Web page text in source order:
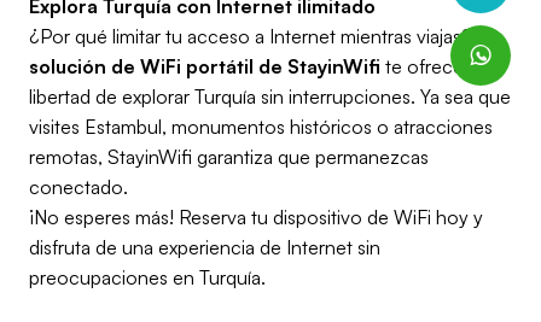
Explora Turquía con Internet ilimitado
¿Por qué limitar tu acceso a Internet mientras viajas? La
solución de WiFi portátil de StayinWifi te ofrece la
libertad de explorar Turquía sin interrupciones. Ya sea que
visites Estambul, monumentos históricos o atracciones
remotas, StayinWifi garantiza que permanezcas
conectado.
¡No esperes más! Reserva tu dispositivo de WiFi hoy y
disfruta de una experiencia de Internet sin
preocupaciones en Turquía.